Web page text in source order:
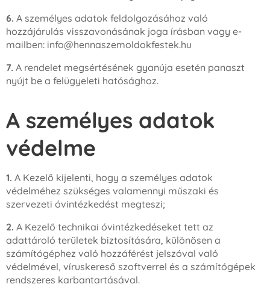
6. A személyes adatok feldolgozásához való
hozzájárulás visszavonásának joga írásban vagy e-
mailben: info@hennaszemoldokfestek.hu
7. A rendelet megsértésének gyanúja esetén panaszt
nyújt be a felügyeleti hatósághoz.
A személyes adatok
védelme
1. A Kezelő kijelenti, hogy a személyes adatok
védelméhez szükséges valamennyi műszaki és
szervezeti óvintézkedést megteszi;
2. A Kezelő technikai óvintézkedéseket tett az
adattároló területek biztosítására, különösen a
számítógéphez való hozzáférést jelszóval való
védelmével, víruskereső szoftverrel és a számítógépek
rendszeres karbantartásával.